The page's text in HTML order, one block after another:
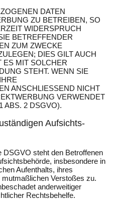
DATEN
ZU BETREIBEN, SO
WIDERSPRUCH
BETREFFENDER
ZUM ZWECKE
DIES GILT AUCH
ES MIT SOLCHER
STEHT. WENN SIE
ANSCHLIESSEND NICHT
VERWENDET
ABS. 2 DSGVO).
Aufsichts­
DSGVO steht den Betroffenen
insbesondere in
Aufenthalts, ihres
Verstoßes zu.
anderweitiger
Rechtsbehelfe.